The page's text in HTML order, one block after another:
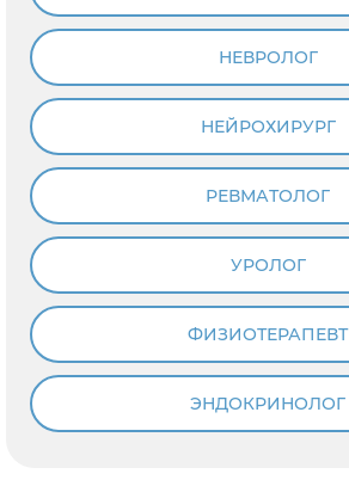
НЕВРОЛОГ
НЕЙРОХИРУРГ
РЕВМАТОЛОГ
УРОЛОГ
ФИЗИОТЕРАПЕВТ
ЭНДОКРИНОЛОГ